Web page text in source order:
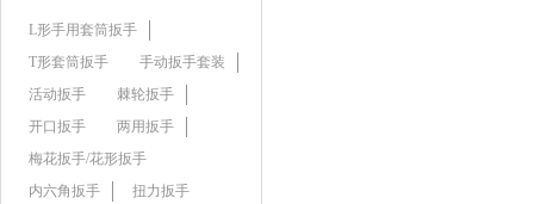
L形手用套筒扳手
T形套筒扳手
手动扳手套装
活动扳手
棘轮扳手
开口扳手
两用扳手
梅花扳手/花形扳手
内六角扳手
扭力扳手